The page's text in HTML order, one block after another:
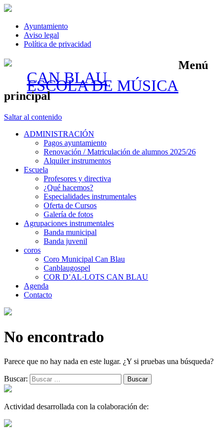
Ayuntamiento
Aviso legal
Política de privacidad
CAN BLAU
ESCOLA DE MÚSICA
Menú
principal
Saltar al contenido
ADMINISTRACIÓN
Pagos ayuntamiento
Renovación / Matriculación de alumnos 2025/26
Alquiler instrumentos
Escuela
Profesores y directiva
¿Qué hacemos?
Especialidades instrumentales
Oferta de Cursos
Galería de fotos
Agrupaciones instrumentales
Banda municipal
Banda juvenil
coros
Coro Municipal Can Blau
Canblaugospel
COR D’AL·LOTS CAN BLAU
Agenda
Contacto
No encontrado
Parece que no hay nada en este lugar. ¿Y si pruebas una búsqueda?
Buscar:
Actividad desarrollada con la colaboración de: